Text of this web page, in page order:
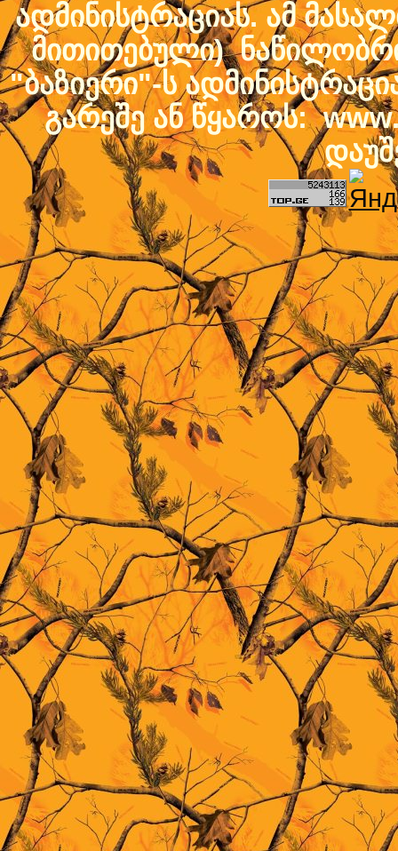
ადმინისტრაციას. ამ
მითითებული)
"ბაზიერი"-ს
გარეშე ან წყაროს: